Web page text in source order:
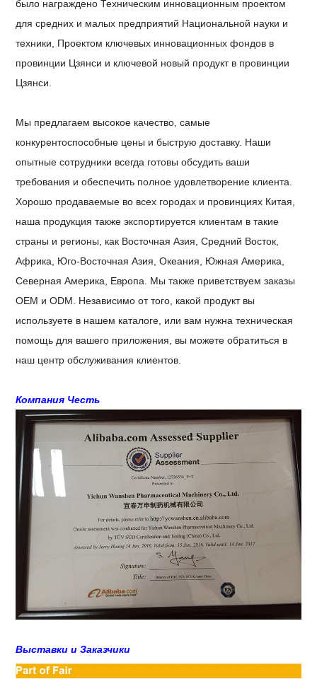
было награждено Техническим инновационным проектом
для средних и малых предприятий Национальной науки и
техники, Проектом ключевых инновационных фондов в
провинции Цзянси и ключевой новый продукт в провинции
Цзянси.
Мы предлагаем высокое качество, самые
конкурентоспособные цены и быструю доставку. Наши
опытные сотрудники всегда готовы обсудить ваши
требования и обеспечить полное удовлетворение клиента.
Хорошо продаваемые во всех городах и провинциях Китая,
наша продукция также экспортируется клиентам в такие
страны и регионы, как Восточная Азия, Средний Восток,
Африка, Юго-Восточная Азия, Океания, Южная Америка,
Северная Америка, Европа. Мы также приветствуем заказы
OEM и ODM. Независимо от того, какой продукт вы
используете в нашем каталоге, или вам нужна техническая
помощь для вашего приложения, вы можете обратиться в
наш центр обслуживания клиентов.
Компания Честь
Выставки и Заказчики